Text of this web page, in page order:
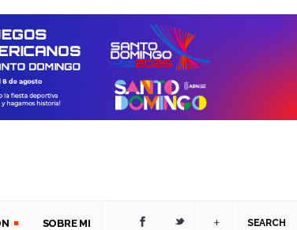
SOBRE MI +